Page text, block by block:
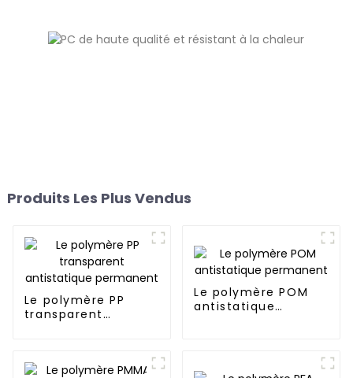
Produits Les Plus Vendus
Le polymère PP
transparent
Le polymère POM
antistatique